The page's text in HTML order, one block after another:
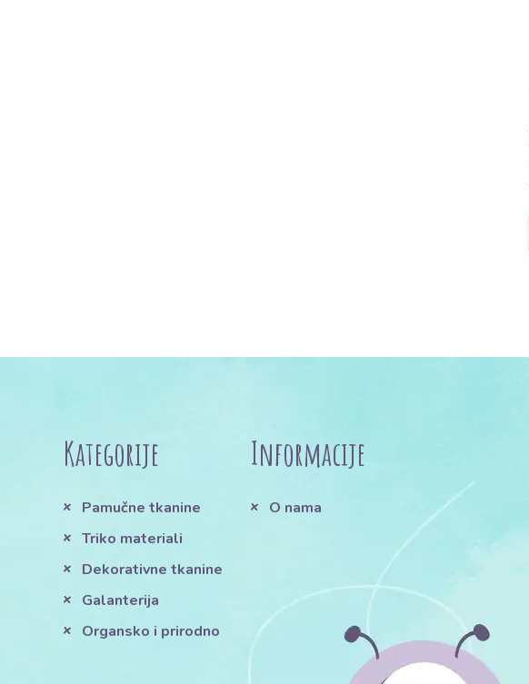
Kategorije
Pamučne tkanine
Triko materiali
Dekorativne tkanine
Galanterija
Organsko i prirodno
Informacije
O nama